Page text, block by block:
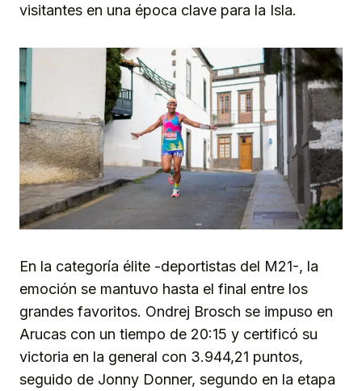
visitantes en una época clave para la Isla.
En la categoría élite -deportistas del M21-, la
emoción se mantuvo hasta el final entre los
grandes favoritos. Ondrej Brosch se impuso en
Arucas con un tiempo de 20:15 y certificó su
victoria en la general con 3.944,21 puntos,
seguido de Jonny Donner, segundo en la etapa